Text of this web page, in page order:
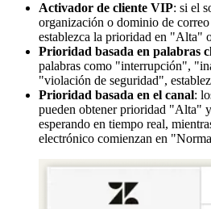
Activador de cliente VIP: si el
organización o dominio de
establezca la prioridad en "Alta"
Prioridad basada en palabras
palabras como "interrupción",
"violación de seguridad",
Prioridad basada en el canal:
pueden obtener prioridad "Alta"
esperando en tiempo real,
electrónico comienzan en